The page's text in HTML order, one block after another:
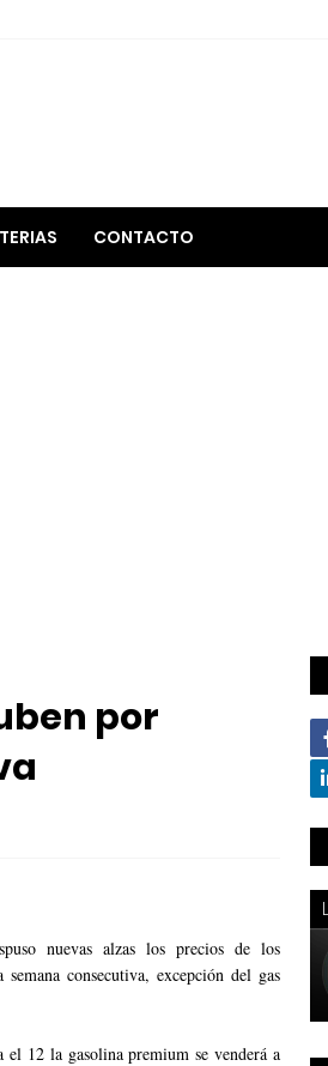
CONTACTO
por
nuevas alzas los precios de los
consecutiva, excepción del gas
12 la gasolina premium se venderá a